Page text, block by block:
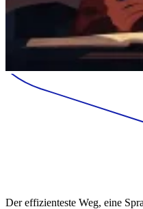
Der effizienteste Weg, eine